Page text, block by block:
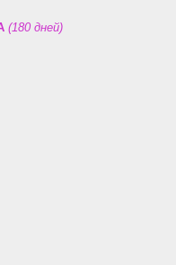
(180 дней)